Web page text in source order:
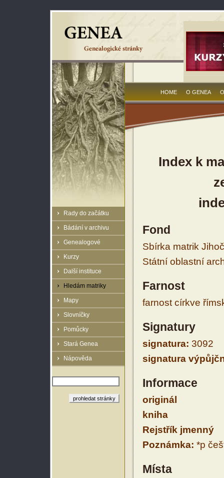
Rady do začátku
Bádání v archivu
Genealogové
Kurzy
Další instituce
Hledám matriky
Mapy
Slovníčky
Pomůcky
Stará Genea
Nápověda
HOME O GENEA
Index k
Fond
Sbírka matrik
Státní oblastní
Farnost
farnost církve
Signatury
signatura: 3092
signatura
Informace
originál
kniha
Rejstřík jmenný
Poznámka: *p
Místa